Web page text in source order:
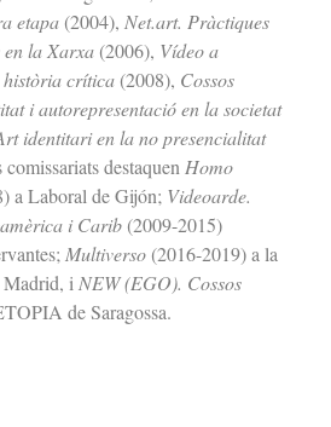
etapa (2004), Net.art. Pràctiques
en la Xarxa (2006), Vídeo a
crítica (2008), Cossos
i autorepresentació en la societat
identitari en la no presencialitat
destaquenHomo
a Laboral de Gijón; Videoarde.
i Carib (2009-2015)
Multiverso (2016-2019) a la
iNEW (EGO). Cossos
de Saragossa.